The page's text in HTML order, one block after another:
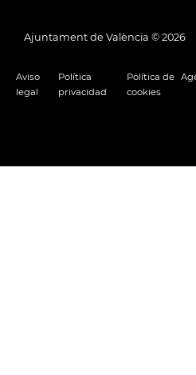
Ajuntament de València © 2026
Aviso
legal
Política
privacidad
Política de
cookies